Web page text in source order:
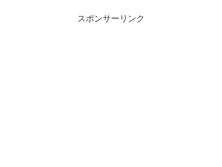
スポンサーリンク